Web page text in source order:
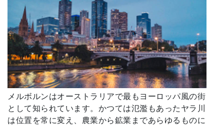
メルボルンはオーストラリアで最もヨーロッパ風の街
として知られています。かつては氾濫もあったヤラ川
は位置を常に変え、農業から鉱業まであらゆるものに